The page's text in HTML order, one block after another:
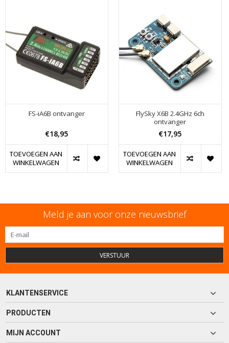
FS-iA6B ontvanger
€18,95
TOEVOEGEN AAN
WINKELWAGEN
FlySky X6B 2.4GHz 6ch
ontvanger
€17,95
TOEVOEGEN AAN
WINKELWAGEN
Meld je aan voor onze nieuwsbrief
VERSTUUR
KLANTENSERVICE
PRODUCTEN
MIJN ACCOUNT